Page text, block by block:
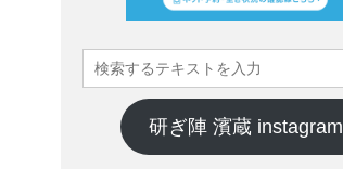
研ぎ陣 濱蔵 instagram